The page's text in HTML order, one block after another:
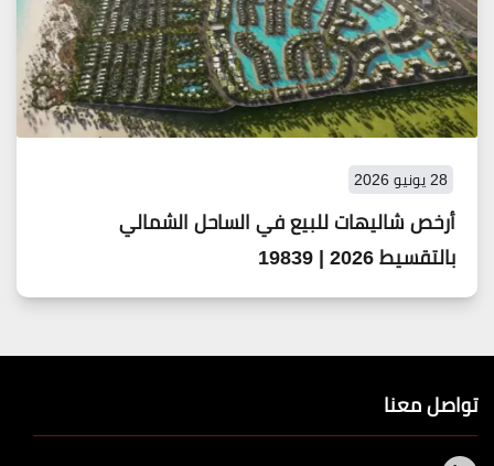
28 يونيو 2026
أرخص شاليهات للبيع في الساحل الشمالي
بالتقسيط 2026 | 19839
تواصل معنا